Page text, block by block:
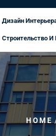
Дизайн
Строительство И
HOME